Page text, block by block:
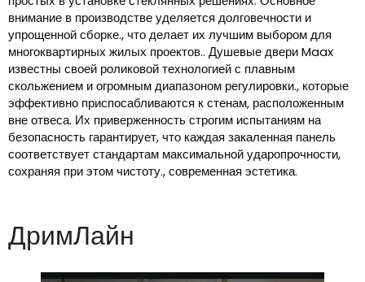
внимание в производстве уделяется долговечности и
упрощенной сборке., что делает их лучшим выбором для
многоквартирных жилых проектов.. Душевые двери Maax
известны своей роликовой технологией с плавным
скольжением и огромным диапазоном регулировки., которые
эффективно приспосабливаются к стенам, расположенным
вне отвеса. Их приверженность строгим испытаниям на
безопасность гарантирует, что каждая закаленная панель
соответствует стандартам максимальной ударопрочности,
сохраняя при этом чистоту., современная эстетика.
ДримЛайн